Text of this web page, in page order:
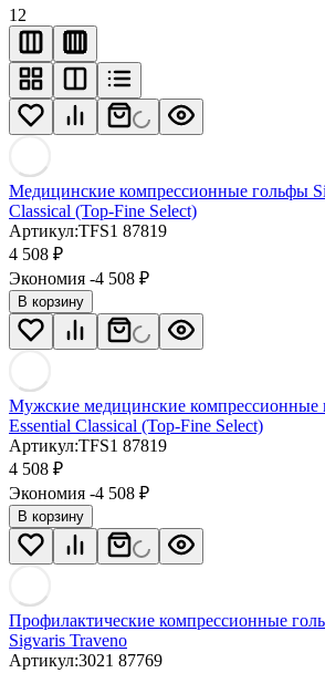
12
Медицинские компрессионные гольфы
Classical (Top-Fine Select)
Артикул:TFS1 87819
4 508 ₽
Экономия -4 508 ₽
В корзину
Мужские медицинские компрессионные
Essential Classical (Top-Fine Select)
Артикул:TFS1 87819
4 508 ₽
Экономия -4 508 ₽
В корзину
Профилактические компрессионные
Sigvaris Traveno
Артикул:3021 87769